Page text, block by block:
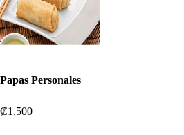
Papas Personales
₡1,500